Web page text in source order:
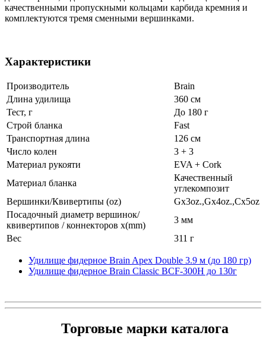
качественными пропускными кольцами карбида кремния и
комплектуются тремя сменными вершинками.
Характеристики
Производитель
Brain
Длина удилища
360 см
Тест, г
До 180 г
Строй бланка
Fast
Транспортная длина
126 см
Число колен
3 + 3
Материал рукояти
EVA + Cork
Материал бланка
Качественный
углекомпозит
Вершинки/Квивертипы (oz)
Gх3oz.,Gх4oz.,Cх5oz
Посадочный диаметр вершинок/
квивертипов / коннекторов x(mm)
3 мм
Вес
311 г
Удилище фидерное Brain Apex Double 3.9 м (до 180 гр)
Удилище фидерное Brain Classic BCF-300H до 130г
Торговые марки каталога